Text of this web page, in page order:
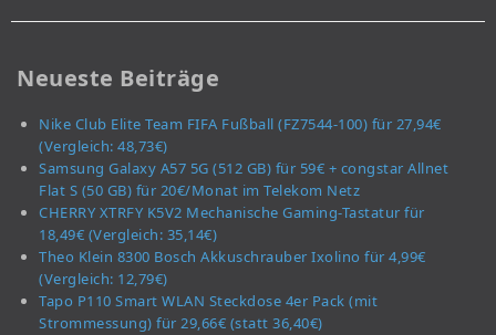
Neueste Beiträge
Nike Club Elite Team FIFA Fußball (FZ7544-100) für 27,94€
(Vergleich: 48,73€)
Samsung Galaxy A57 5G (512 GB) für 59€ + congstar Allnet
Flat S (50 GB) für 20€/Monat im Telekom Netz
CHERRY XTRFY K5V2 Mechanische Gaming-Tastatur für
18,49€ (Vergleich: 35,14€)
Theo Klein 8300 Bosch Akkuschrauber Ixolino für 4,99€
(Vergleich: 12,79€)
Tapo P110 Smart WLAN Steckdose 4er Pack (mit
Strommessung) für 29,66€ (statt 36,40€)